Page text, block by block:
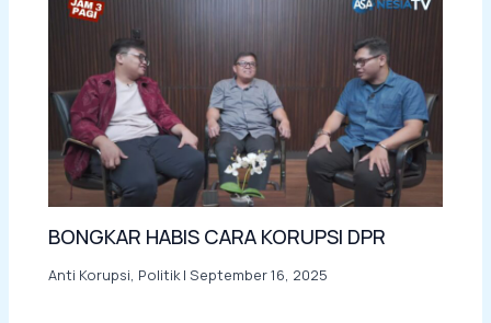
BONGKAR HABIS CARA KORUPSI DPR
Anti Korupsi, Politik|September 16, 2025